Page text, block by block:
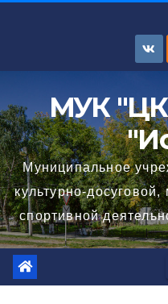
МУК
Муниципальное
культурно-
спортивной